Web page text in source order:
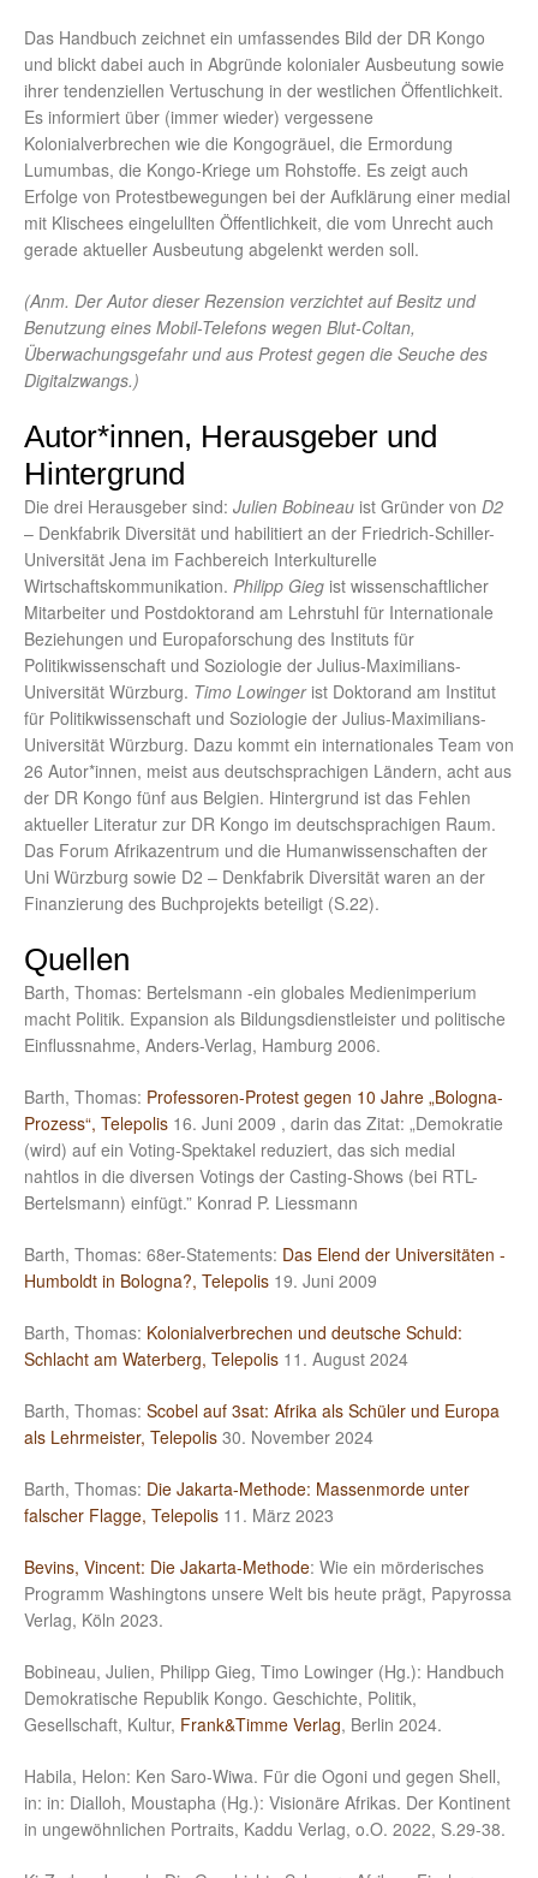
Das Handbuch zeichnet ein umfassendes Bild der DR Kongo
und blickt dabei auch in Abgründe kolonialer Ausbeutung sowie
ihrer tendenziellen Vertuschung in der westlichen Öffentlichkeit.
Es informiert über (immer wieder) vergessene
Kolonialverbrechen wie die Kongogräuel, die Ermordung
Lumumbas, die Kongo-Kriege um Rohstoffe. Es zeigt auch
Erfolge von Protestbewegungen bei der Aufklärung einer medial
mit Klischees eingelullten Öffentlichkeit, die vom Unrecht auch
gerade aktueller Ausbeutung abgelenkt werden soll.
(Anm. Der Autor dieser Rezension verzichtet auf Besitz und
Benutzung eines Mobil-Telefons wegen Blut-Coltan,
Überwachungsgefahr und aus Protest gegen die Seuche des
Digitalzwangs.)
Autor*innen, Herausgeber und
Hintergrund
Die drei Herausgeber sind: Julien Bobineau ist Gründer von D2
– Denkfabrik Diversität und habilitiert an der Friedrich-Schiller-
Universität Jena im Fachbereich Interkulturelle
Wirtschaftskommunikation. Philipp Gieg ist wissenschaftlicher
Mitarbeiter und Postdoktorand am Lehrstuhl für Internationale
Beziehungen und Europaforschung des Instituts für
Politikwissenschaft und Soziologie der Julius-Maximilians-
Universität Würzburg. Timo Lowinger ist Doktorand am Institut
für Politikwissenschaft und Soziologie der Julius-Maximilians-
Universität Würzburg. Dazu kommt ein internationales Team von
26 Autor*innen, meist aus deutschsprachigen Ländern, acht aus
der DR Kongo fünf aus Belgien. Hintergrund ist das Fehlen
aktueller Literatur zur DR Kongo im deutschsprachigen Raum.
Das Forum Afrikazentrum und die Humanwissenschaften der
Uni Würzburg sowie D2 – Denkfabrik Diversität waren an der
Finanzierung des Buchprojekts beteiligt (S.22).
Quellen
Barth, Thomas: Bertelsmann -ein globales Medienimperium
macht Politik. Expansion als Bildungsdienstleister und politische
Einflussnahme, Anders-Verlag, Hamburg 2006.
Barth, Thomas: Professoren-Protest gegen 10 Jahre „Bologna-
Prozess“, Telepolis 16. Juni 2009 , darin das Zitat: „Demokratie
(wird) auf ein Voting-Spektakel reduziert, das sich medial
nahtlos in die diversen Votings der Casting-Shows (bei RTL-
Bertelsmann) einfügt.” Konrad P. Liessmann
Barth, Thomas: 68er-Statements: Das Elend der Universitäten -
Humboldt in Bologna?, Telepolis 19. Juni 2009
Barth, Thomas: Kolonialverbrechen und deutsche Schuld:
Schlacht am Waterberg, Telepolis 11. August 2024
Barth, Thomas: Scobel auf 3sat: Afrika als Schüler und Europa
als Lehrmeister, Telepolis 30. November 2024
Barth, Thomas: Die Jakarta-Methode: Massenmorde unter
falscher Flagge, Telepolis 11. März 2023
Bevins, Vincent: Die Jakarta-Methode: Wie ein mörderisches
Programm Washingtons unsere Welt bis heute prägt, Papyrossa
Verlag, Köln 2023.
Bobineau, Julien, Philipp Gieg, Timo Lowinger (Hg.): Handbuch
Demokratische Republik Kongo. Geschichte, Politik,
Gesellschaft, Kultur, Frank&Timme Verlag, Berlin 2024.
Habila, Helon: Ken Saro-Wiwa. Für die Ogoni und gegen Shell,
in: in: Dialloh, Moustapha (Hg.): Visionäre Afrikas. Der Kontinent
in ungewöhnlichen Portraits, Kaddu Verlag, o.O. 2022, S.29-38.